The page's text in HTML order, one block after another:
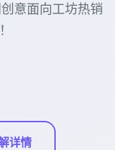
意面向工坊热销
详情